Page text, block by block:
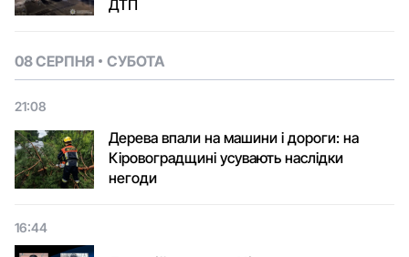
ДТП
08 СЕРПНЯ СУБОТА
21:08
Дерева впали на машини і дороги: на
Кіровоградщині усувають наслідки
негоди
16:44